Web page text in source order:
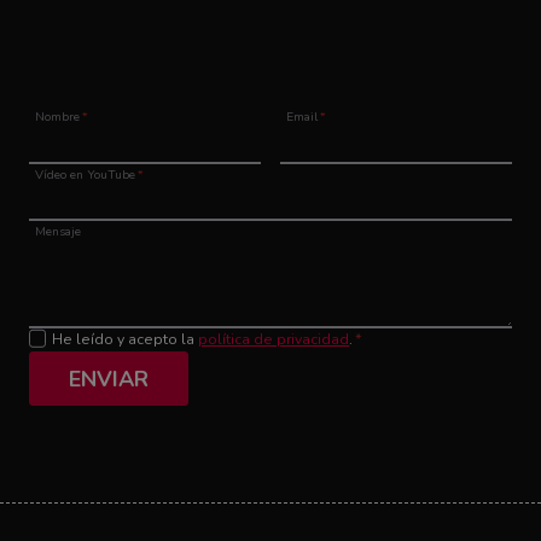
Nombre* Email*
Vídeo en YouTube*
Mensaje
He leído y acepto la política de privacidad. *
ENVIAR